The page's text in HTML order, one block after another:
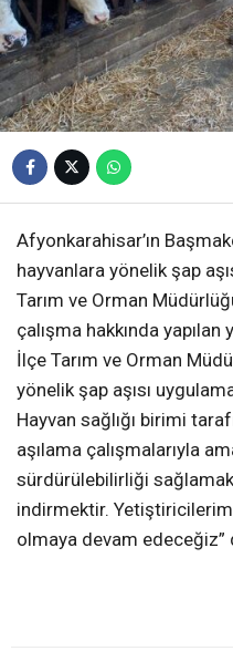
Afyonkarahisar’ın
hayvanlara yönelik şap
Tarım ve Orman
çalışma hakkında yapılan
İlçe Tarım ve Orman
yönelik şap aşısı
Hayvan sağlığı birimi
aşılama çalışmalarıyla
sürdürülebilirliği sağlamak
indirmektir.
olmaya devam edeceğiz”